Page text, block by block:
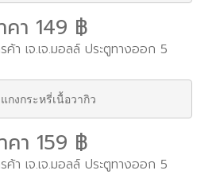
คา 149 ฿
เจ.เจ.มอลล์ ประตูทางออก 5
กงกระหรี่เนื้อวากิว
คา 159 ฿
เจ.เจ.มอลล์ ประตูทางออก 5